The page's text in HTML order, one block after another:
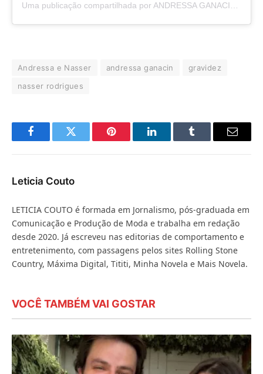
Uma publicação compartilhada por ANDRESSA GANACIN 💜 (@oficialganacin)
Andressa e Nasser andressa ganacin
gravidez
nasser rodrigues
FacebookTwitter Pinterest LinkedInTumblr
E-
Leticia Couto
LETICIA COUTO é formada em Jornalismo, pós-graduada em
Comunicação e Produção de Moda e trabalha em redação
desde 2020. Já escreveu nas editorias de comportamento e
entretenimento, com passagens pelos sites Rolling Stone
Country, Máxima Digital, Tititi, Minha Novela e Mais Novela.
VOCÊ TAMBÉM VAI GOSTAR